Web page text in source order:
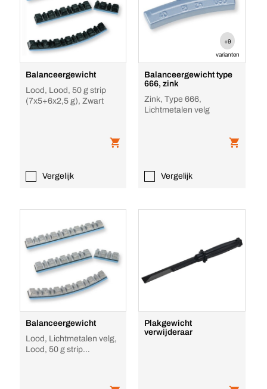
Balanceergewicht
Lood, Lood, 50 g strip
(7x5+6x2,5 g), Zwart
Vergelijk
+9
varianten
Balanceergewicht type
666, zink
Zink, Type 666,
Lichtmetalen velg
Vergelijk
Balanceergewicht
Lood, Lichtmetalen velg,
Lood, 50 g strip
Plakgewicht
verwijderaar